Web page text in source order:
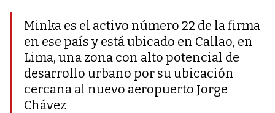
Minka es el activo número 22 de la firma
en ese país y está ubicado en Callao, en
Lima, una zona con alto potencial de
desarrollo urbano por su ubicación
cercana al nuevo aeropuerto Jorge
Chávez